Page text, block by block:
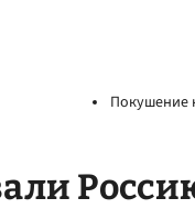
Покушение